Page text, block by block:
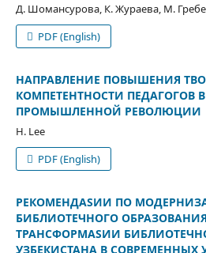
Д. Шомансурова, К. Жураева, М.
PDF (English)
НАПРАВЛЕНИЕ ПОВЫШЕНИЯ
КОМПЕТЕНТНОСТИ ПЕДАГОГОВ
ПРОМЫШЛЕННОЙ РЕВОЛЮЦИИ
H. Lee
PDF (English)
РЕКОМЕНДАSИИ ПО
БИБЛИОТЕЧНОГО
ТРАНСФОРМАSИИ
УЗБЕКИСТАНА В СОВРЕМЕННЫХ